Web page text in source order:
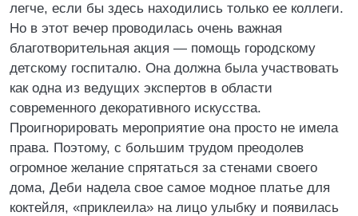
легче, если бы здесь находились только ее коллеги.
Но в этот вечер проводилась очень важная
благотворительная акция — помощь городскому
детскому госпиталю. Она должна была участвовать
как одна из ведущих экспертов в области
современного декоративного искусства.
Проигнорировать мероприятие она просто не имела
права. Поэтому, с большим трудом преодолев
огромное желание спрятаться за стенами своего
дома, Деби надела свое самое модное платье для
коктейля, «приклеила» на лицо улыбку и появилась